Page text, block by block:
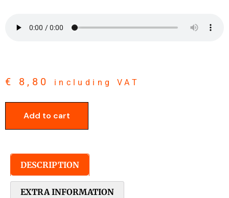
€ 8,80 including VAT
Add to cart
DESCRIPTION
EXTRA INFORMATION